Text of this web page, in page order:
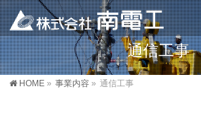
通信工事
HOME » 事業内容 » 通信工事